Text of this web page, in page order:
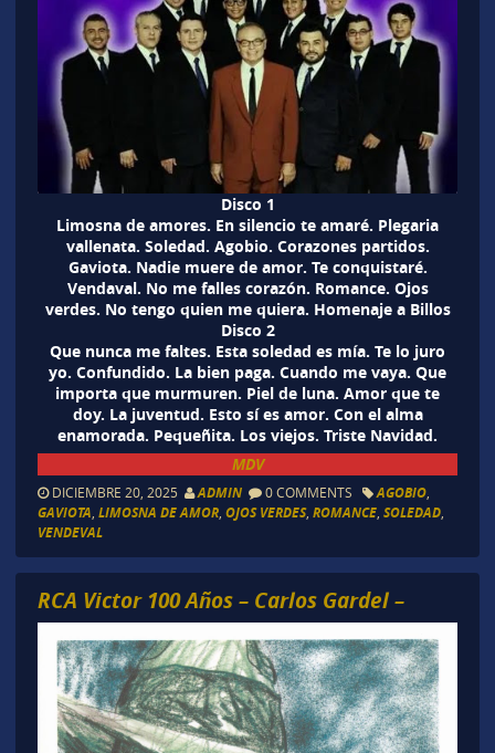
Disco 1
Limosna de amores. En silencio te amaré. Plegaria
vallenata. Soledad. Agobio. Corazones partidos.
Gaviota. Nadie muere de amor. Te conquistaré.
Vendaval. No me falles corazón. Romance. Ojos
verdes. No tengo quien me quiera. Homenaje a Billos
Disco 2
Que nunca me faltes. Esta soledad es mía. Te lo juro
yo. Confundido. La bien paga. Cuando me vaya. Que
importa que murmuren. Piel de luna. Amor que te
doy. La juventud. Esto sí es amor. Con el alma
enamorada. Pequeñita. Los viejos. Triste Navidad.
MDV
DICIEMBRE 20, 2025 ADMIN 0 COMMENTS AGOBIO,
GAVIOTA, LIMOSNA DE AMOR, OJOS VERDES, ROMANCE, SOLEDAD,
VENDEVAL
RCA Victor 100 Años – Carlos Gardel –